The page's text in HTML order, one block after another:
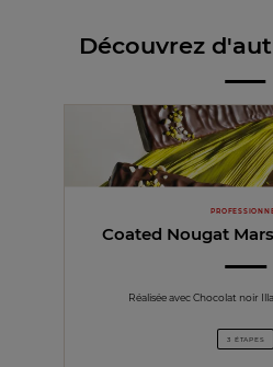
Découvrez
Coated Nougat
Réalisée avec Chocolat noir
3 ÉTAPES